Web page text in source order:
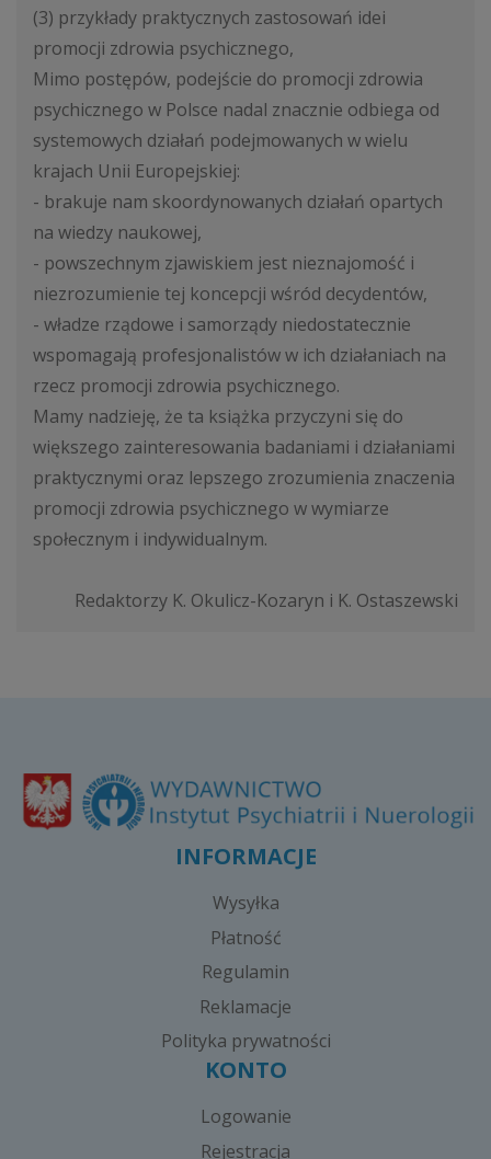
(3) przykłady praktycznych zastosowań idei
promocji zdrowia psychicznego,
Mimo postępów, podejście do promocji zdrowia
psychicznego w Polsce nadal znacznie odbiega od
systemowych działań podejmowanych w wielu
krajach Unii Europejskiej:
- brakuje nam skoordynowanych działań opartych
na wiedzy naukowej,
- powszechnym zjawiskiem jest nieznajomość i
niezrozumienie tej koncepcji wśród decydentów,
- władze rządowe i samorządy niedostatecznie
wspomagają profesjonalistów w ich działaniach na
rzecz promocji zdrowia psychicznego.
Mamy nadzieję, że ta książka przyczyni się do
większego zainteresowania badaniami i działaniami
praktycznymi oraz lepszego zrozumienia znaczenia
promocji zdrowia psychicznego w wymiarze
społecznym i indywidualnym.
Redaktorzy K. Okulicz-Kozaryn i K. Ostaszewski
INFORMACJE
Wysyłka
Płatność
Regulamin
Reklamacje
Polityka prywatności
KONTO
Logowanie
Rejestracja